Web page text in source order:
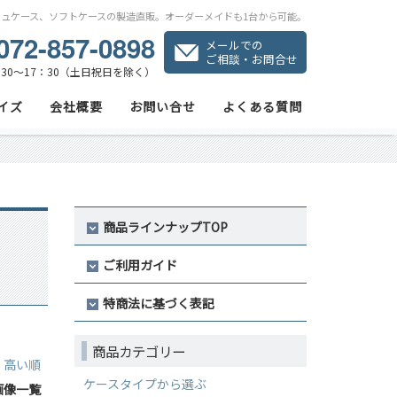
ケース、ソフトケースの製造直販。オーダーメイドも1台から可能。
857-0898
～17：30（土日祝日を除く）
メールでの
ご相談・お問合せ
ズ 会社概要 お問い合せ よくある質問
高い順
像一覧
商品ラインナップTOP
ご利用ガイド
特商法に基づく表記
商品カテゴリー
ケースタイプから選ぶ